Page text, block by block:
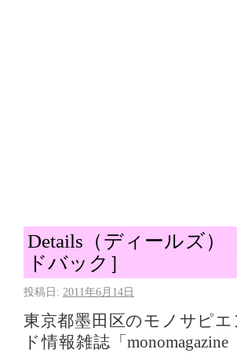
Details（ディールズ
ドバック］
投稿日: 2011年6月14日
東京都墨田区のモノサピ
ド情報雑誌「